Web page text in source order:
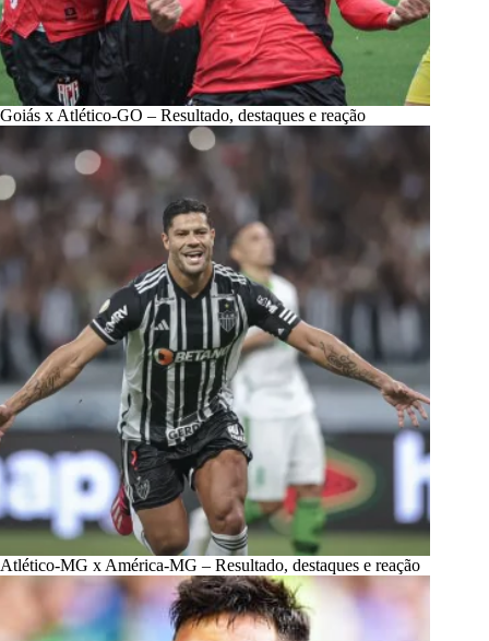
Goiás x Atlético-GO – Resultado, destaques e reação
Atlético-MG x América-MG – Resultado, destaques e reação